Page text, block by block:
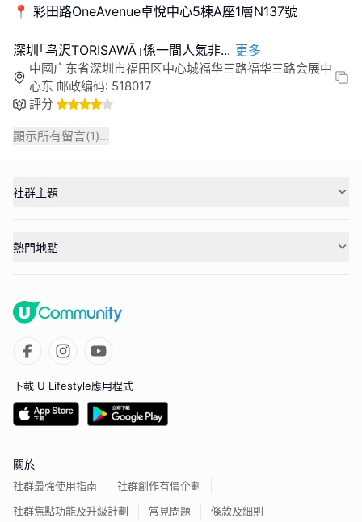
📍 彩田路OneAvenue卓悅中心5棟A座1層N137號
深圳｢鸟沢TORISAWĀ｣係一間人氣非... 更多
中國广东省深圳市福田区中心城福华三路福华三路会展中
心东 邮政编码: 518017
評分
顯示所有留言(1)...
社群主題
熱門地點
下載 U Lifestyle應用程式
關於
社群最強使用指南
社群創作有價企劃
社群焦點功能及升級計劃
常見問題 條款及細則